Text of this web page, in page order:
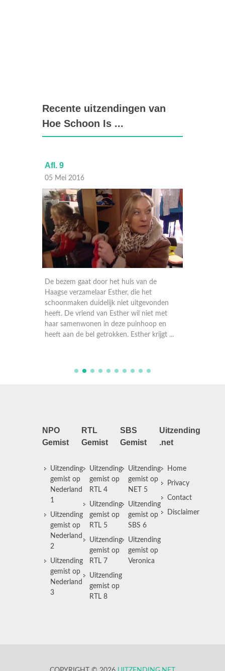
Recente uitzendingen van
Hoe Schoon Is ...
Afl. 9
05 Mei 2016
De bezem gaat door het huis van de
Haagse verzamelaar Esther, die het
schoonmaken duidelijk niet uitgevonden
heeft. De vriend van Esther wil niet met
haar samenwonen in deze puinhoop en
heeft aan de bel getrokken. Esther krijgt ...
NPO
Gemist
Uitzending
gemist op
Nederland
1
Uitzending
gemist op
Nederland
2
Uitzending
gemist op
Nederland
3
RTL
Gemist
Uitzending
gemist op
RTL 4
Uitzending
gemist op
RTL 5
Uitzending
gemist op
RTL 7
Uitzending
gemist op
RTL 8
SBS
Gemist
Uitzending
gemist op
NET 5
Uitzending
gemist op
SBS 6
Uitzending
gemist op
Veronica
Uitzending
.net
Home
Privacy
Contact
Disclaimer